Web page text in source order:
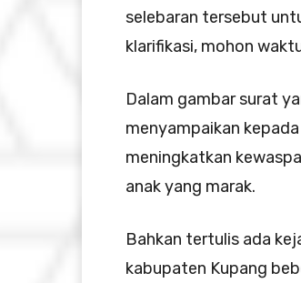
selebaran tersebut
klarifikasi, mohon
Dalam gambar surat
menyampaikan
meningkatkan
anak yang marak.
Bahkan tertulis ada
kabupaten Kupang